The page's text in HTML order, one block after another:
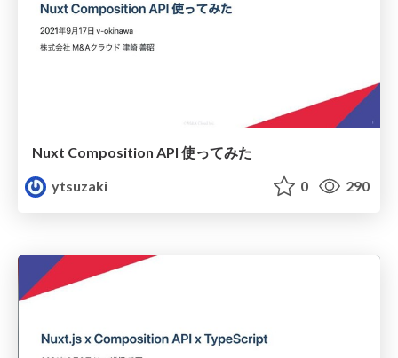
Nuxt Composition API 使ってみた
ytsuzaki
0 290